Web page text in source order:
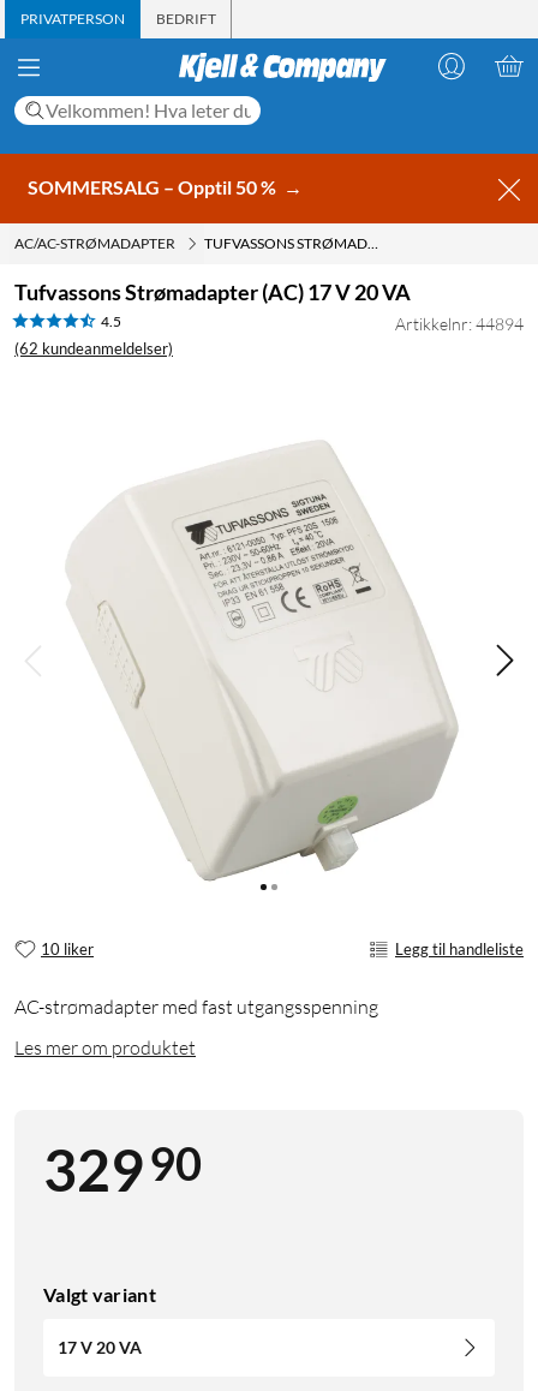
PRIVATPERSON BEDRIFT
SOMMERSALG – Opptil 50 % →
AC/AC-STRØMADAPTER TUFVASSONS STRØMADAPTER (AC) 17 V 20 VA
Tufvassons Strømadapter (AC) 17 V 20 VA
4.5
(62 kundeanmeldelser)
Artikkelnr: 44894
10 liker Legg til handleliste
AC-strømadapter med fast utgangsspenning
Les mer om produktet
32990
Valgt variant
17 V 20 VA